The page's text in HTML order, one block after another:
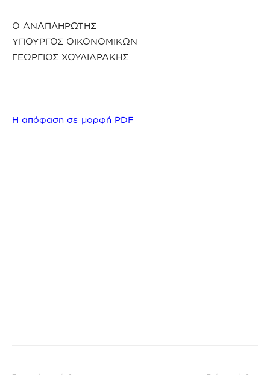
Ο ΑΝΑΠΛΗΡΩΤΗΣ
ΥΠΟΥΡΓΟΣ ΟΙΚΟΝΟΜΙΚΩΝ
ΓΕΩΡΓΙΟΣ ΧΟΥΛΙΑΡΑΚΗΣ
Η απόφαση σε μορφή PDF